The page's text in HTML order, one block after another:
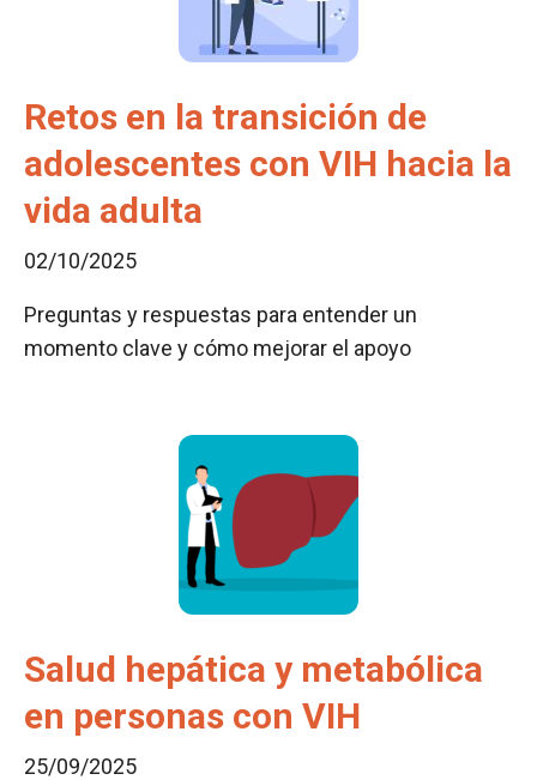
Retos en la transición de
adolescentes con VIH hacia la
vida adulta
02/10/2025
Preguntas y respuestas para entender un
momento clave y cómo mejorar el apoyo
Salud hepática y metabólica
en personas con VIH
25/09/2025